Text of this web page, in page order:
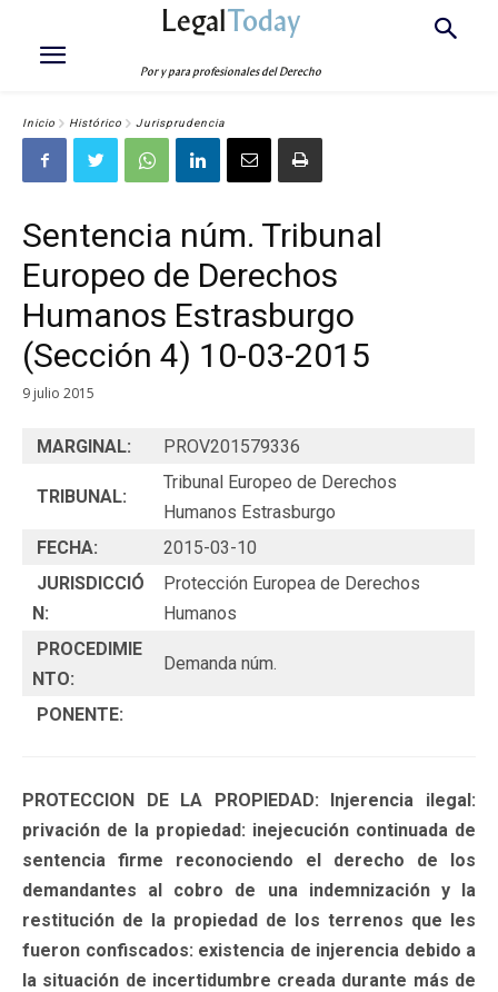
LegalToday
Por y para profesionales del Derecho
Inicio Histórico Jurisprudencia
Sentencia núm. Tribunal
Europeo de Derechos
Humanos Estrasburgo
(Sección 4) 10-03-2015
9 julio 2015
MARGINAL: PROV201579336
TRIBUNAL:
Tribunal Europeo de Derechos
Humanos Estrasburgo
FECHA:
2015-03-10
JURISDICCIÓ
N:
Protección Europea de Derechos
Humanos
PROCEDIMIE
NTO:
Demanda núm.
PONENTE:
PROTECCION DE LA PROPIEDAD: Injerencia ilegal:
privación de la propiedad: inejecución continuada de
sentencia firme reconociendo el derecho de los
demandantes al cobro de una indemnización y la
restitución de la propiedad de los terrenos que les
fueron confiscados: existencia de injerencia debido a
la situación de incertidumbre creada durante más de